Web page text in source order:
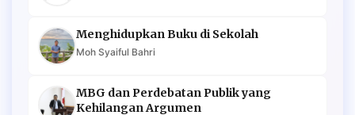
Menghidupkan Buku di Sekolah
Moh Syaiful Bahri
MBG dan Perdebatan Publik yang
Kehilangan Argumen